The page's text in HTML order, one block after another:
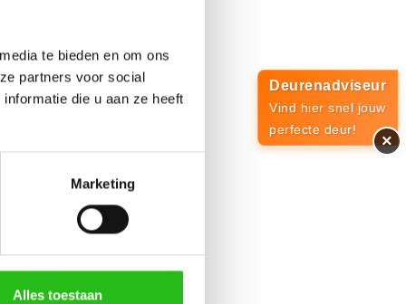
te bieden en om ons
partners voor social
die u aan ze heeft
Marketing
Alles toestaan
Deurenadviseur
Vind hier snel jouw
perfecte deur!
×